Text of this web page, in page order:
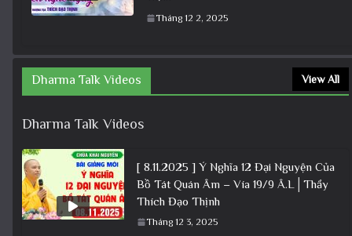
Tháng 12 2, 2025
Dharma Talk Videos View All
Dharma Talk Videos
[ 8.11.2025 ] Ý Nghĩa 12 Đại Nguyện Của
Bồ Tát Quán Âm – Vía 19/9 Â.L│Thầy
Thích Đạo Thịnh
Tháng 12 3, 2025